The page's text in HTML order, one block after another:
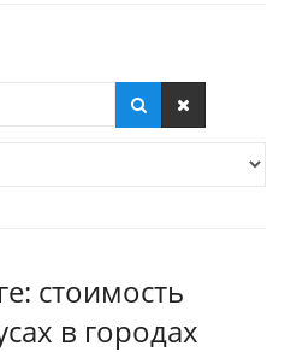
стоимость
в городах